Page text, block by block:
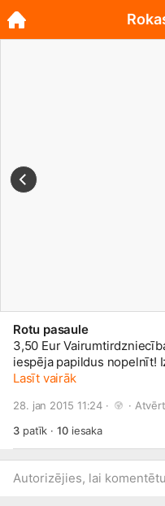
Rotu pasaule
3,50 Eur Vairumtirdzniecība,
iespēja papildus nopelnīt!
www.draugiem.lv/
gatis.katsens@inbox.lv
Lasīt vairāk
28. jan 2015 11:24 · ·
3patīk ·10iesaka
Autorizējies, lai komentētu